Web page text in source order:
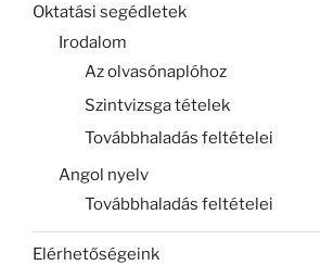
Oktatási segédletek
Irodalom
Az olvasónaplóhoz
Szintvizsga tételek
Továbbhaladás feltételei
Angol nyelv
Továbbhaladás feltételei
Elérhetőségeink